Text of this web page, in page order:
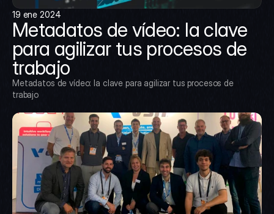
19 ene 2024
Metadatos de vídeo: la clave
para agilizar tus procesos de
trabajo
Metadatos de vídeo: la clave para agilizar tus procesos de
trabajo